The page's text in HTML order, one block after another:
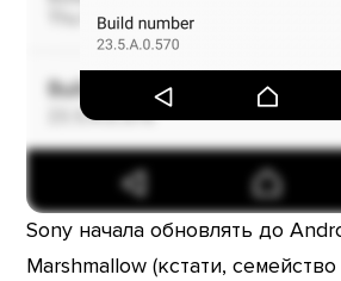
Sony начала обновлять до
Marshmallow (кстати,